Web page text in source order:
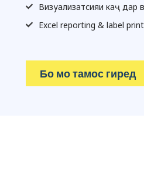
Визуализатсияи каҷ дар
Excel reporting & label
Бо мо тамос гиред